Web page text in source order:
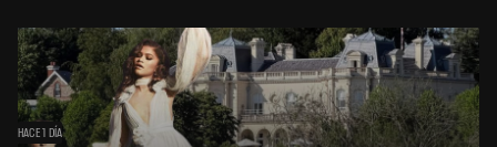
HACE 1 DÍA